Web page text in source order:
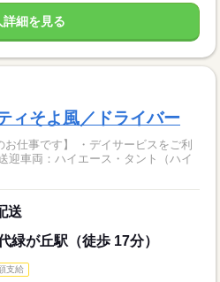
詳細を見る
ィそよ風／ドライバー
お仕事です】 ・デイサービスをご利
迎車両：ハイエース・タント（ハイ
送
緑が丘駅（徒歩 17分）
支給